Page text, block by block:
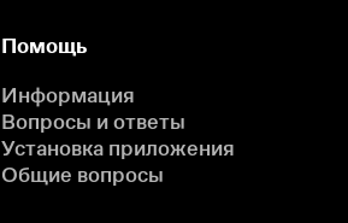
Помощь
Информация
Вопросы и ответы
Установка приложения
Общие вопросы